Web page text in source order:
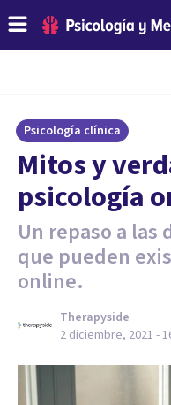
Psicología clínica
Mitos y
psicología
Un repaso a las
que pueden
online.
Therapyside
2 diciembre, 2021 -